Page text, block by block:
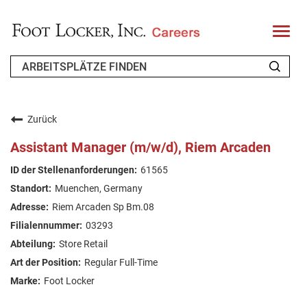
T
o
l
FAQ
ARBEIT SUCHEN
Zurück
Assistant Manager (m/w/d), Riem Arcaden
61565
Muenchen, Germany
Riem Arcaden Sp Bm.08
03293
Store Retail
Regular Full-Time
Foot Locker